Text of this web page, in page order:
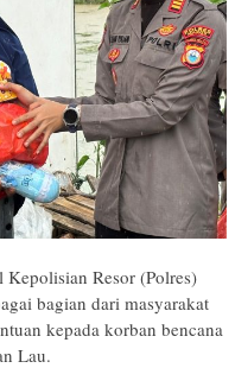
Resor (Polres)
bagian dari masyarakat
kepada korban bencana
Lau.